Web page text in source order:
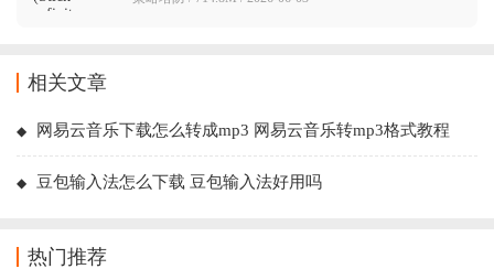
相关文章
网易云音乐下载怎么转成mp3 网易云音乐转mp3格式教程
豆包输入法怎么下载 豆包输入法好用吗
热门推荐